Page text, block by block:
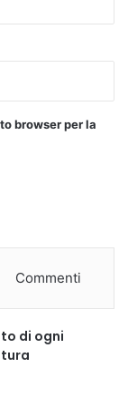
browser per la
Commenti
di ogni